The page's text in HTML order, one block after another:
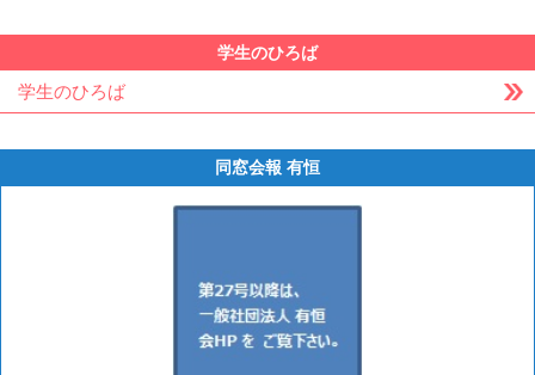
学生のひろば
学生のひろば
同窓会報 有恒